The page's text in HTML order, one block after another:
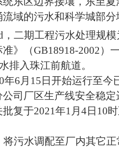
域的污水和科学城部
，二期工程污水处理规模
》（GB18918-2002）
排入珠江前航道。
6月15日开始运行至
司厂区生产线安全稳
复于2021年1月4日10
污水调配至厂内其它